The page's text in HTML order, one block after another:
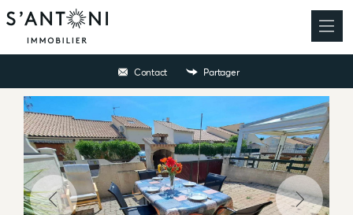
Contact Partager